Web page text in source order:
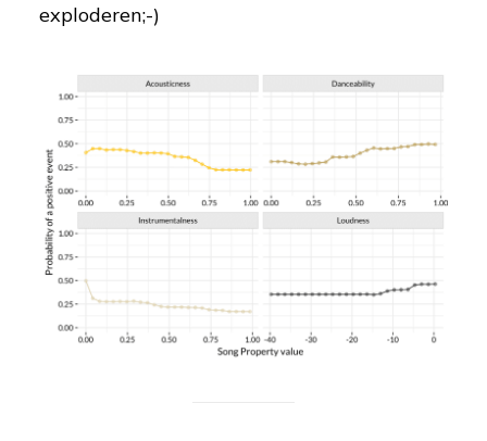
exploderen;-)